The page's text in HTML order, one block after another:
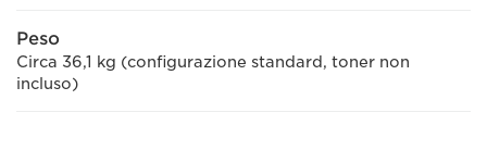
Peso
Circa 36,1 kg (configurazione standard, toner non
incluso)